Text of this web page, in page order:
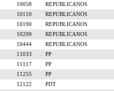
10058
REPUBLICANOS
10110
REPUBLICANOS
10190
REPUBLICANOS
10209
REPUBLICANOS
10444
REPUBLICANOS
11033
PP
11117
PP
11255
PP
12122
PDT